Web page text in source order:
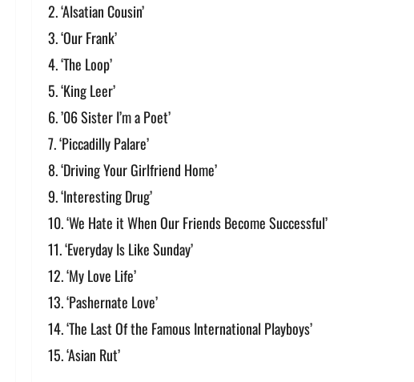
‘Alsatian Cousin’
‘Our Frank’
‘The Loop’
‘King Leer’
’06 Sister I’m a Poet’
‘Piccadilly Palare’
‘Driving Your Girlfriend Home’
‘Interesting Drug’
‘We Hate it When Our Friends Become Successful’
‘Everyday Is Like Sunday’
‘My Love Life’
‘Pashernate Love’
‘The Last Of the Famous International Playboys’
‘Asian Rut’